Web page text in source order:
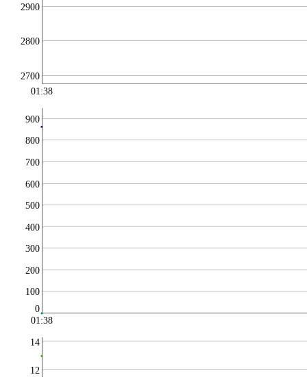
2700
2800
2900
01:38
0
100
200
300
400
500
600
700
800
900
01:38
12
14